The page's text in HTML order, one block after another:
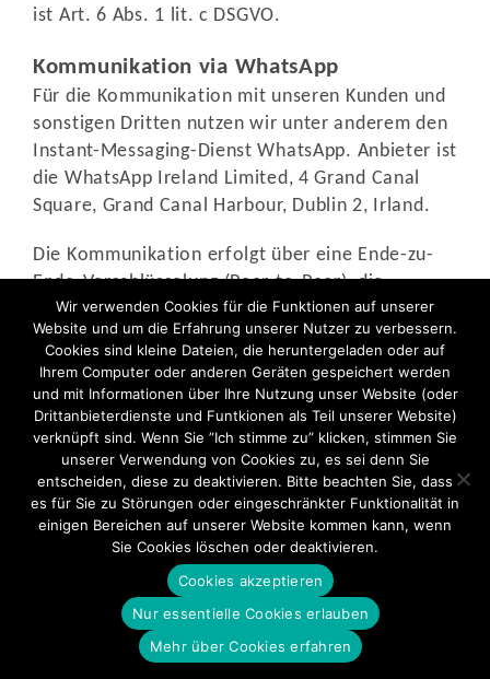
ist Art. 6 Abs. 1 lit. c DSGVO.
Kommunikation via WhatsApp
Für die Kommunikation mit unseren Kunden und
sonstigen Dritten nutzen wir unter anderem den
Instant-Messaging-Dienst WhatsApp. Anbieter ist
die WhatsApp Ireland Limited, 4 Grand Canal
Square, Grand Canal Harbour, Dublin 2, Irland.
Die Kommunikation erfolgt über eine Ende-zu-
Ende-Verschlüsselung (Peer-to-Peer), die
verhindert, dass WhatsApp oder sonstige Dritte
Zugriff auf die Kommunikationsinhalte erlangen
können. WhatsApp erhält jedoch Zugriff auf
Metadaten, die im Zuge des
Kommunikationsvorgangs entstehen (z. B.
Absender, Empfänger und Zeitpunkt). Wir weisen
ferner darauf hin, dass WhatsApp nach eigener
Aussage, personenbezogene Daten seiner Nutzer
mit seiner in den USA ansässigen Konzernmutter
Meta teilt. Weitere Details zur
Datenverarbeitung finden Sie in der
Datenschutzrichtlinie von WhatsApp unter:
https://www.whatsapp.com/legal/#privacy-
Wir verwenden Cookies für die Funktionen auf unserer
Website und um die Erfahrung unserer Nutzer zu verbessern.
Cookies sind kleine Dateien, die heruntergeladen oder auf
Ihrem Computer oder anderen Geräten gespeichert werden
und mit Informationen über Ihre Nutzung unser Website (oder
Drittanbieterdienste und Funtkionen als Teil unserer Website)
verknüpft sind. Wenn Sie ”Ich stimme zu” klicken, stimmen Sie
unserer Verwendung von Cookies zu, es sei denn Sie
entscheiden, diese zu deaktivieren. Bitte beachten Sie, dass
es für Sie zu Störungen oder eingeschränkter Funktionalität in
einigen Bereichen auf unserer Website kommen kann, wenn
Sie Cookies löschen oder deaktivieren.
Cookies akzeptieren
Nur essentielle Cookies erlauben
Mehr über Cookies erfahren